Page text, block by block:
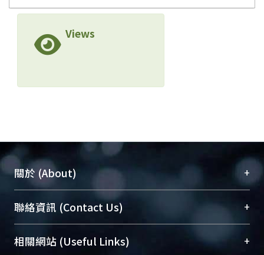
Views
關於 (About) +
臺大位居世界頂尖大學之列，為永久珍藏及向國際
展現本校豐碩的研究成果及學術能量，圖書館整合
機構典藏（NTUR）與學術庫（AH）不同功能平
聯絡資訊 (Contact Us) +
總館學科館員(Main Library)
相關網站 (Useful Links) +